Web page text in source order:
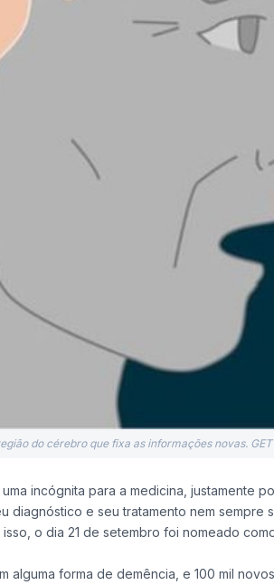
do cérebro que fixa as informações novas.
incógnita para a medicina, justamente
diagnóstico e seu tratamento nem sempre
o dia 21 de setembro foi nomeado
alguma forma de demência, e 100 mil